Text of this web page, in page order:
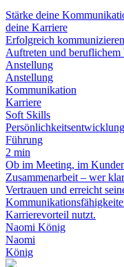
Stärke deine
deine Karriere
Erfolgreich
Auftreten und beruflichem
Anstellung
Anstellung
Kommunikation
Karriere
Soft Skills
Persönlichkeitsentwicklung
Führung
2 min
Ob im Meeting, im
Zusammenarbeit – wer
Vertrauen und erreicht
Karrierevorteil nutzt.
Naomi König
Naomi
König